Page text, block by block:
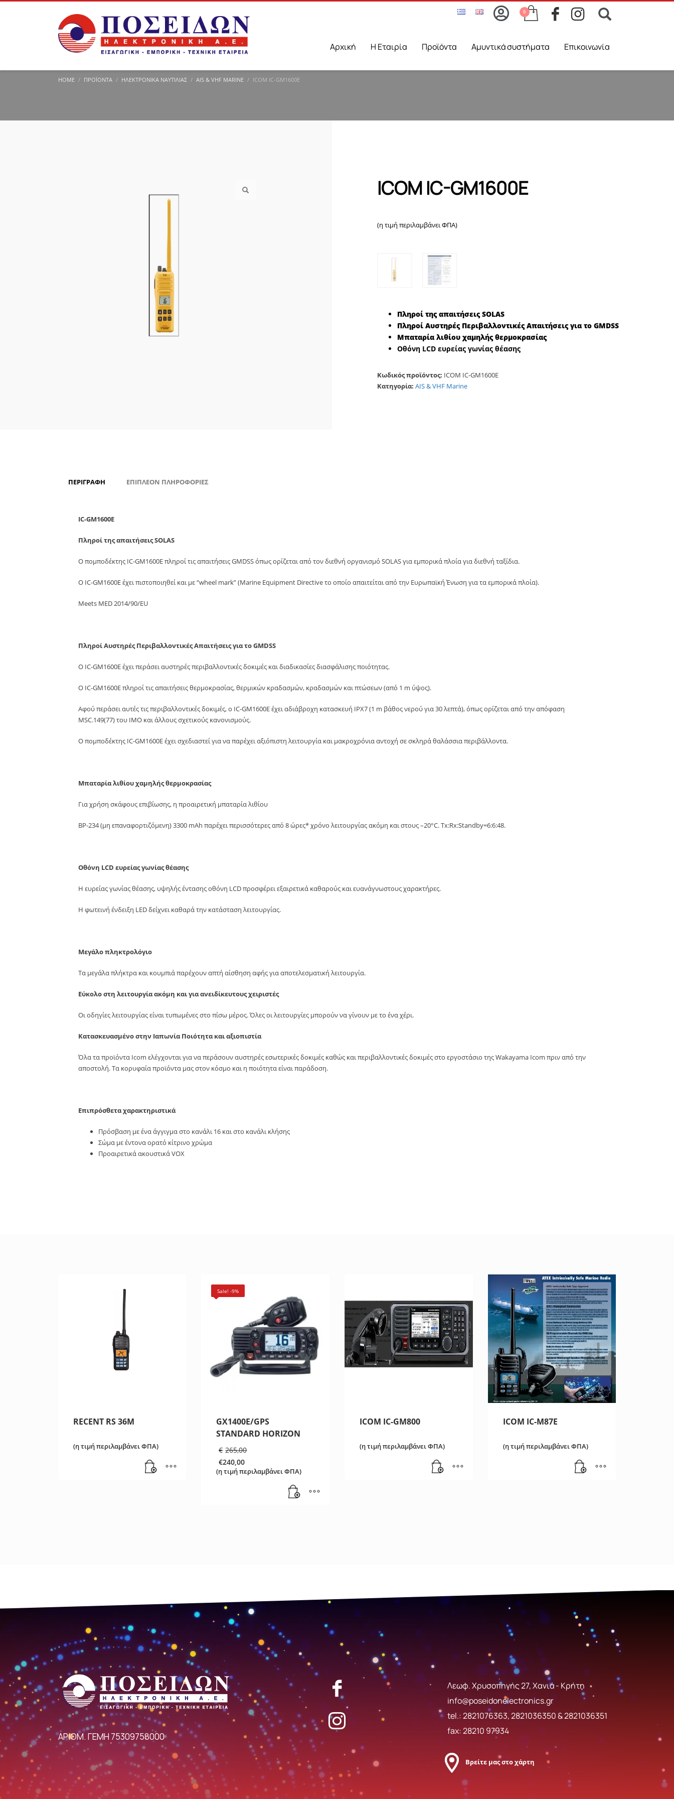
Αρχική Η Εταιρία Προϊόντα Aμυντικά συστήματα Επικοινωνία
HOME ΠΡΟΪΌΝΤΑ ΗΛΕΚΤΡΟΝΙΚΆ ΝΑΥΤΙΛΊΑΣ AIS & VHF MARINE ICOM IC-GM1600E
ICOM IC-GM1600E
(η τιμή περιλαμβάνει ΦΠΑ)
Πληροί της απαιτήσεις SOLAS
Πληροί Αυστηρές Περιβαλλοντικές Απαιτήσεις για το GMDSS
Μπαταρία λιθίου χαμηλής θερμοκρασίας
Οθόνη LCD ευρείας γωνίας θέασης
Κωδικός προϊόντος: ICOM IC-GM1600E
Κατηγορία: AIS & VHF Marine
ΠΕΡΙΓΡΑΦΉ ΕΠΙΠΛΈΟΝ ΠΛΗΡΟΦΟΡΊΕΣ
IC-GM1600E
Πληροί της απαιτήσεις SOLAS
Ο πομποδέκτης IC-GM1600E πληροί τις απαιτήσεις GMDSS όπως ορίζεται από τον διεθνή οργανισμό SOLAS για εμπορικά πλοία για διεθνή ταξίδια.
Ο IC-GM1600E έχει πιστοποιηθεί και με “wheel mark” (Marine Equipment Directive το οποίο απαιτείται από την Ευρωπαϊκή Ένωση για τα εμπορικά πλοία).
Meets MED 2014/90/EU
Πληροί Αυστηρές Περιβαλλοντικές Απαιτήσεις για το GMDSS
Ο IC-GM1600E έχει περάσει αυστηρές περιβαλλοντικές δοκιμές και διαδικασίες διασφάλισης ποιότητας.
Ο IC-GM1600E πληροί τις απαιτήσεις θερμοκρασίας, θερμικών κραδασμών, κραδασμών και πτώσεων (από 1 m ύψος).
Αφού περάσει αυτές τις περιβαλλοντικές δοκιμές, ο IC-GM1600E έχει αδιάβροχη κατασκευή IPX7 (1 m βάθος νερού για 30 λεπτά), όπως ορίζεται από την απόφαση
MSC.149(77) του ΙΜΟ και άλλους σχετικούς κανονισμούς.
Ο πομποδέκτης IC-GM1600E έχει σχεδιαστεί για να παρέχει αξιόπιστη λειτουργία και μακροχρόνια αντοχή σε σκληρά θαλάσσια περιβάλλοντα.
Μπαταρία λιθίου χαμηλής θερμοκρασίας
Για χρήση σκάφους επιβίωσης, η προαιρετική μπαταρία λιθίου
BP-234 (μη επαναφορτιζόμενη) 3300 mAh παρέχει περισσότερες από 8 ώρες* χρόνο λειτουργίας ακόμη και στους –20°C. Tx:Rx:Standby=6:6:48.
Οθόνη LCD ευρείας γωνίας θέασης
Η ευρείας γωνίας θέασης, υψηλής έντασης οθόνη LCD προσφέρει εξαιρετικά καθαρούς και ευανάγνωστους χαρακτήρες.
Η φωτεινή ένδειξη LED δείχνει καθαρά την κατάσταση λειτουργίας.
Μεγάλο πληκτρολόγιο
Τα μεγάλα πλήκτρα και κουμπιά παρέχουν απτή αίσθηση αφής για αποτελεσματική λειτουργία.
Εύκολο στη λειτουργία ακόμη και για ανειδίκευτους χειριστές
Οι οδηγίες λειτουργίας είναι τυπωμένες στο πίσω μέρος. Όλες οι λειτουργίες μπορούν να γίνουν με το ένα χέρι.
Κατασκευασμένο στην Ιαπωνία Ποιότητα και αξιοπιστία
Όλα τα προϊόντα Icom ελέγχονται για να περάσουν αυστηρές εσωτερικές δοκιμές καθώς και περιβαλλοντικές δοκιμές στο εργοστάσιο της Wakayama Icom πριν από την
αποστολή. Τα κορυφαία προϊόντα μας στον κόσμο και η ποιότητα είναι παράδοση.
Επιπρόσθετα χαρακτηριστικά
Πρόσβαση με ένα άγγιγμα στο κανάλι 16 και στο κανάλι κλήσης
Σώμα με έντονα ορατό κίτρινο χρώμα
Προαιρετικά ακουστικά VOX
RECENT RS 36M
(η τιμή περιλαμβάνει ΦΠΑ)
Sale! -9%
GX1400E/GPS
STANDARD HORIZON
€ 265,00
was:
€265,00.
€240,00
Η
τρέχουσα
(η τιμή περιλαμβάνει ΦΠΑ)
ICOM IC-GM800
(η τιμή περιλαμβάνει ΦΠΑ)
ICOM IC-M87E
(η τιμή περιλαμβάνει ΦΠΑ)
ΑΡΙΘΜ. ΓΕΜΗ 75309758000
Λεωφ. Χρυσοπηγής 27, Χανιά - Κρήτη
info@poseidonelectronics.gr
tel.:2821076363,2821036350&2821036351
fax: 28210 97934
Βρείτε μας στο χάρτη